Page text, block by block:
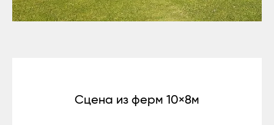
Сцена из ферм 10×8м